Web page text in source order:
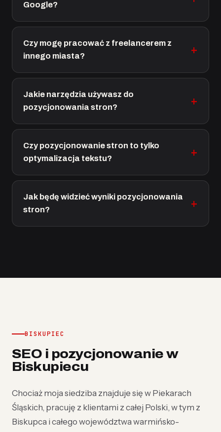
Google?
Czy mogę pracować z freelancerem z
innego miasta?
Jakie narzędzia używasz do
pozycjonowania stron?
Czy pozycjonowanie stron to tylko
optymalizacja tekstu?
Jak będę widzieć wyniki pozycjonowania
stron?
BISKUPIEC
SEO i pozycjonowanie w
Biskupiecu
Chociaż moja siedziba znajduje się w Piekarach
Śląskich, pracuję z klientami z całej Polski, w tym z
Biskupca i całego województwa warmińsko-